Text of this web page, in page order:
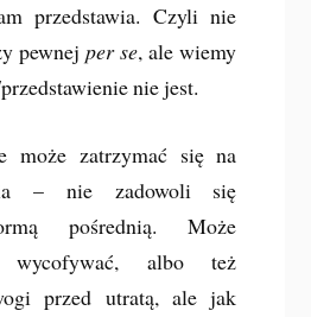
przedstawia. Czyli nie
pewnej per se, ale wiemy
nie jest.
może zatrzymać się na
– nie zadowoli się
pośrednią. Może
wycofywać, albo też
przed utratą, ale jak